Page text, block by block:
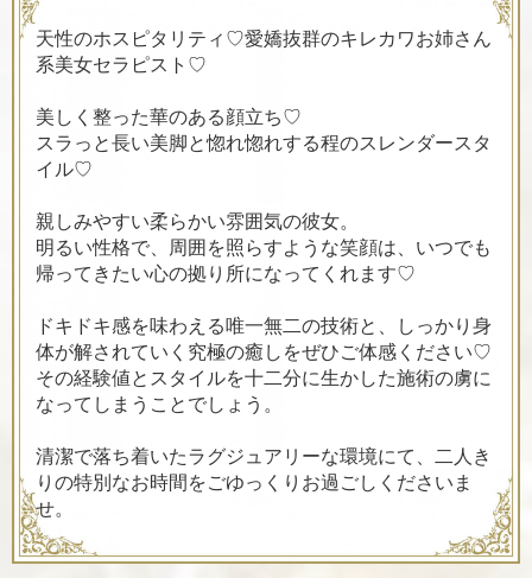
天性のホスピタリティ♡愛嬌抜群のキレカワお姉さん
系美女セラピスト♡
美しく整った華のある顔立ち♡
スラっと長い美脚と惚れ惚れする程のスレンダースタ
イル♡
親しみやすい柔らかい雰囲気の彼女。
明るい性格で、周囲を照らすような笑顔は、いつでも
帰ってきたい心の拠り所になってくれます♡
ドキドキ感を味わえる唯一無二の技術と、しっかり身
体が解されていく究極の癒しをぜひご体感ください♡
その経験値とスタイルを十二分に生かした施術の虜に
なってしまうことでしょう。
清潔で落ち着いたラグジュアリーな環境にて、二人き
りの特別なお時間をごゆっくりお過ごしくださいま
せ。